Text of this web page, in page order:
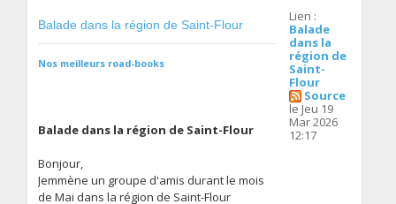
Balade dans la région de Saint-Flour
Nos meilleurs road-books
Balade dans la région de Saint-Flour
Bonjour,
Jemmène un groupe d'amis durant le mois
de Mai dans la région de Saint-Flour
Lien :
Balade
dans la
région de
Saint-
Flour
Source
le Jeu 19
Mar 2026
12:17